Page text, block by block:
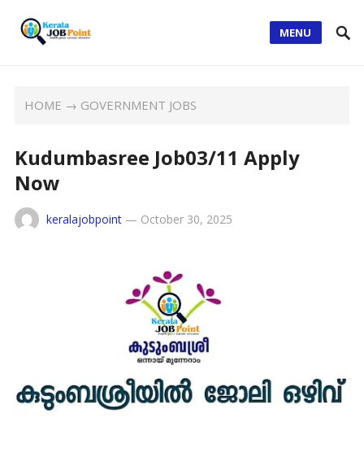
MENU
HOME → GOVERNMENT JOBS
Kudumbasree Job03/11 Apply
Now
keralajobpoint— October 30, 2025